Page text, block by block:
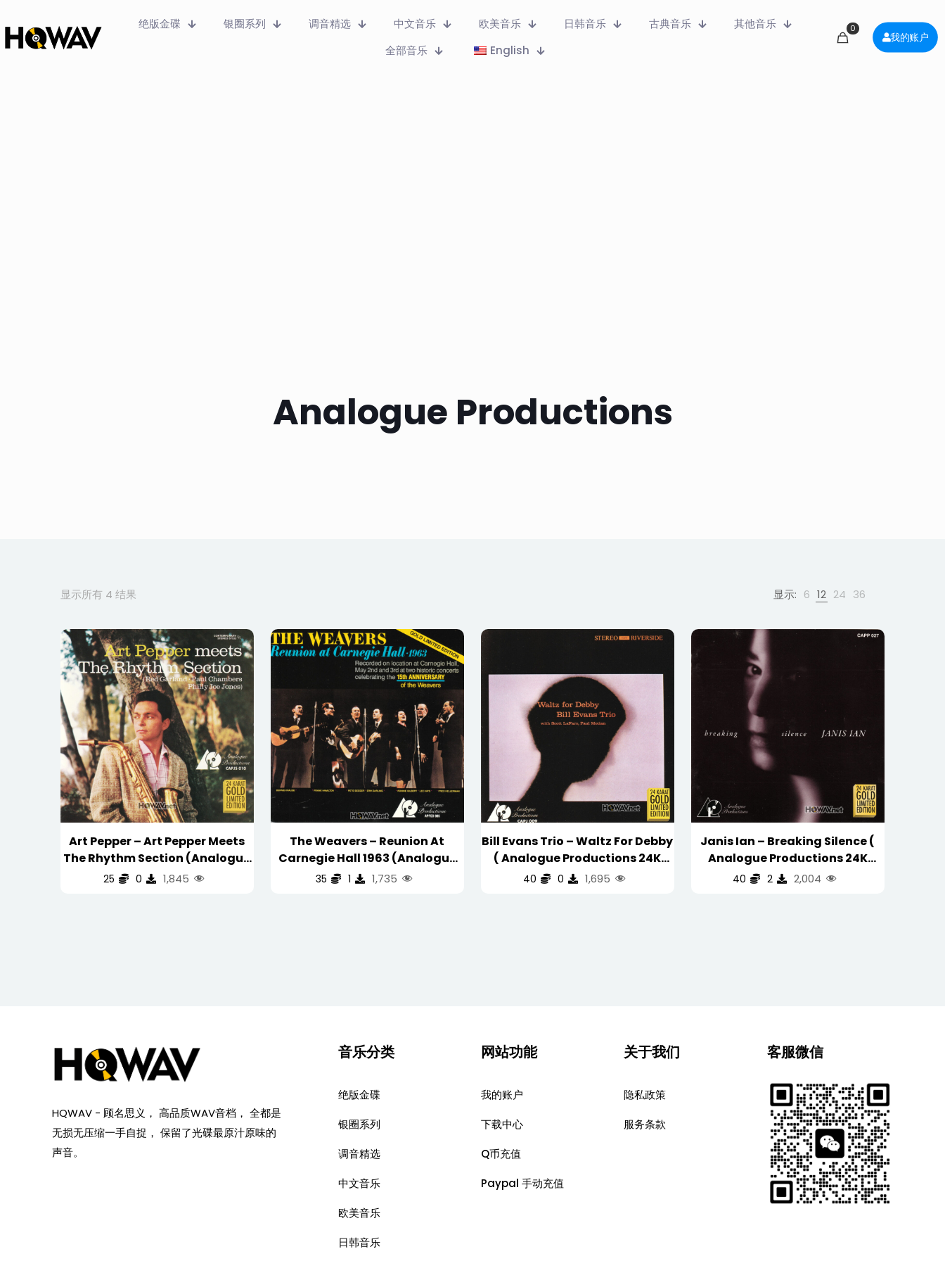
绝版金碟 银圈系列 调音精选 中文音乐 欧美音乐 日韩音乐 古典音乐
其他音乐
全部音乐
English
0
我的账户
Analogue Productions
显示所有 4 结果按
新
内
容
排
序
显示: 6 12 24 36
Art Pepper – Art Pepper Meets
The Rhythm Section (Analogue
Productions 1993 CAPJS 010)
25 0 1,845
The Weavers – Reunion At
Carnegie Hall 1963 (Analogue
Productions 24kt GOLD 金碟)
35 1 1,735
Bill Evans Trio – Waltz For Debby
( Analogue Productions 24K
GOLD Limited Edition 金碟 )
40 0 1,695
Janis Ian – Breaking Silence (
Analogue Productions 24K
GOLD 金碟 Limited Edition )
40 2 2,004
HQWAV - 顾名思义， 高品质WAV音档， 全都是
无损无压缩一手自捉， 保留了光碟最原汁原味的
声音。
音乐分类
绝版金碟
银圈系列
调音精选
中文音乐
欧美音乐
日韩音乐
网站功能
我的账户
下载中心
Q币充值
Paypal 手动充值
关于我们
隐私政策
服务条款
客服微信